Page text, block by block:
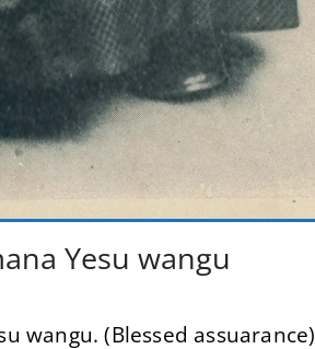
Yesu wangu
wangu. (Blessed assuarance)